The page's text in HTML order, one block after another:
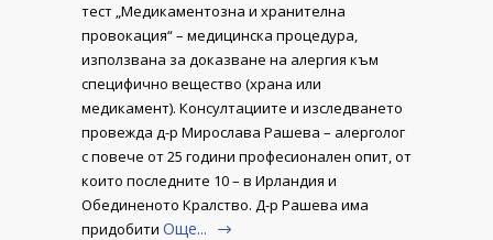
тест „Медикаментозна и хранителна
провокация“ – медицинска процедура,
използвана за доказване на алергия към
специфично вещество (храна или
медикамент). Консултациите и изследването
провежда д-р Мирослава Рашева – алерголог
с повече от 25 години професионален опит, от
които последните 10 – в Ирландия и
Обединеното Кралство. Д-р Рашева има
придобити Още...